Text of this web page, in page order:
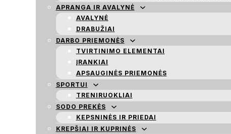
APRANGA IR AVALYNĖ
AVALYNĖ
DRABUŽIAI
DARBO PRIEMONĖS
TVIRTINIMO ELEMENTAI
ĮRANKIAI
APSAUGINĖS PRIEMONĖS
SPORTUI
TRENIRUOKLIAI
SODO PREKĖS
KEPSNINĖS IR PRIEDAI
KREPŠIAI IR KUPRINĖS